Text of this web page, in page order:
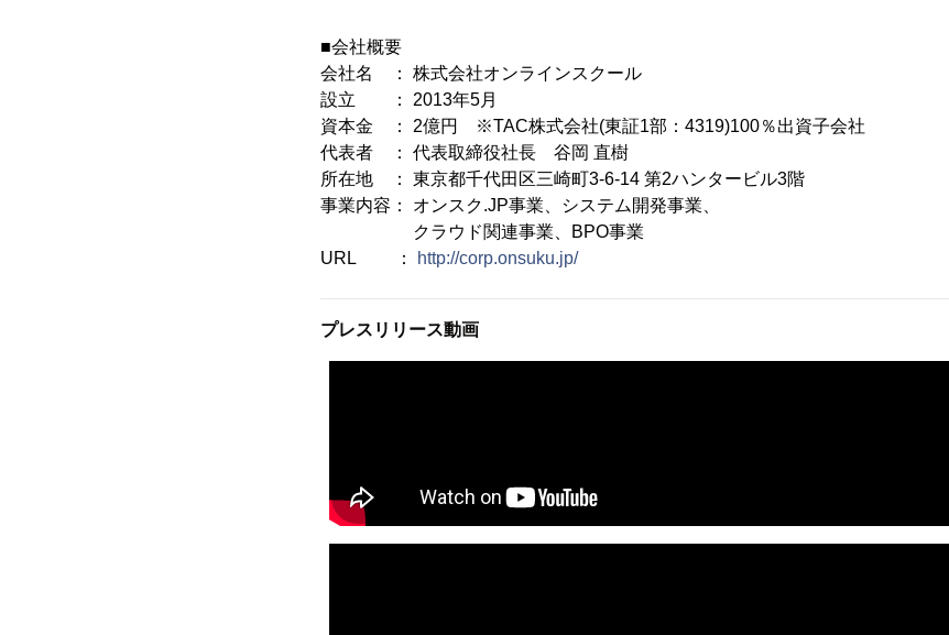
■会社概要
会社名 ： 株式会社オンラインスクール
設立 ： 2013年5月
資本金 ： 2億円 ※TAC株式会社(東証1部：4319)100％出資子会社
代表者 ： 代表取締役社長 谷岡 直樹
所在地 ： 東京都千代田区三崎町3-6-14 第2ハンタービル3階
事業内容： オンスク.JP事業、システム開発事業、
クラウド関連事業、BPO事業
URL ：
http://corp.onsuku.jp/
プレスリリース動画